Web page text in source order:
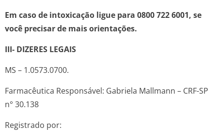
Em caso de intoxicação ligue para 0800 722 6001, se
você precisar de mais orientações.
III- DIZERES LEGAIS
MS – 1.0573.0700.
Farmacêutica Responsável: Gabriela Mallmann – CRF-SP
n° 30.138
Registrado por: